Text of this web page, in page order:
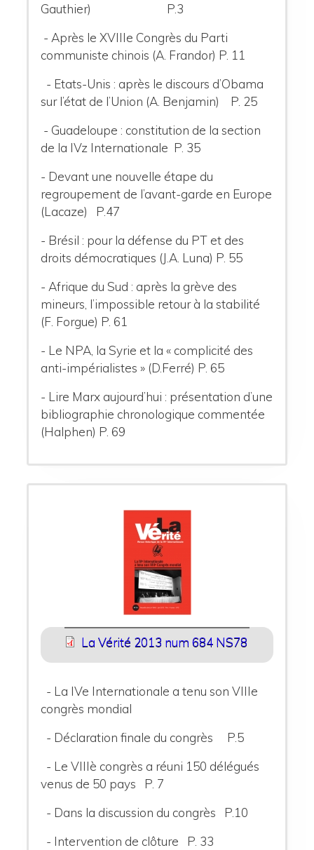
Gauthier) P.3
- Après le XVIIIe Congrès du Parti
communiste chinois (A. Frandor) P. 11
- Etats-Unis : après le discours d’Obama
sur l’état de l’Union (A. Benjamin) P. 25
- Guadeloupe : constitution de la section
de la IVz Internationale P. 35
- Devant une nouvelle étape du
regroupement de l’avant-garde en Europe
(Lacaze) P.47
- Brésil : pour la défense du PT et des
droits démocratiques (J.A. Luna) P. 55
- Afrique du Sud : après la grève des
mineurs, l’impossible retour à la stabilité
(F. Forgue) P. 61
- Le NPA, la Syrie et la « complicité des
anti-impérialistes » (D.Ferré) P. 65
- Lire Marx aujourd’hui : présentation d’une
bibliographie chronologique commentée
(Halphen) P. 69
La Vérité 2013 num 684 NS78
- La IVe Internationale a tenu son VIIIe
congrès mondial
- Déclaration finale du congrès P.5
- Le VIIIè congrès a réuni 150 délégués
venus de 50 pays P. 7
- Dans la discussion du congrès P.10
- Intervention de clôture P. 33